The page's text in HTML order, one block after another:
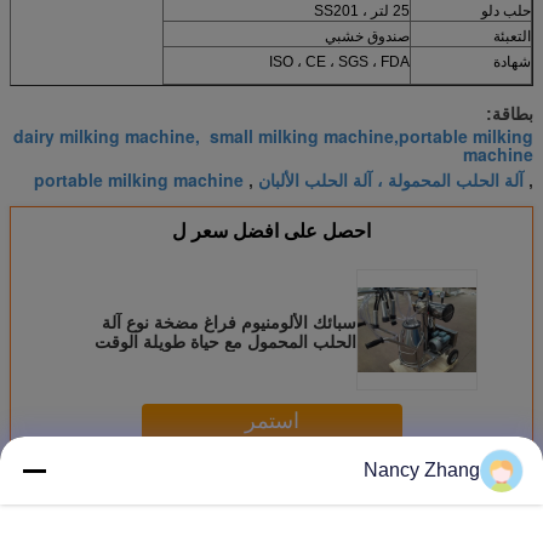
حلب دلو
25 لتر ، SS201
التعبئة
صندوق خشبي
شهادة
ISO ، CE ، SGS ، FDA
بطاقة:
dairy milking machine, small milking machine,portable milking
machine
, آلة الحلب المحمولة ، آلة الحلب الألبان ,
portable milking machine
احصل على افضل سعر ل
سبائك الألومنيوم فراغ مضخة نوع آلة
الحلب المحمول مع حياة طويلة الوقت
استمر
أكثرموبايل آلة الحلب
Nancy Zhang